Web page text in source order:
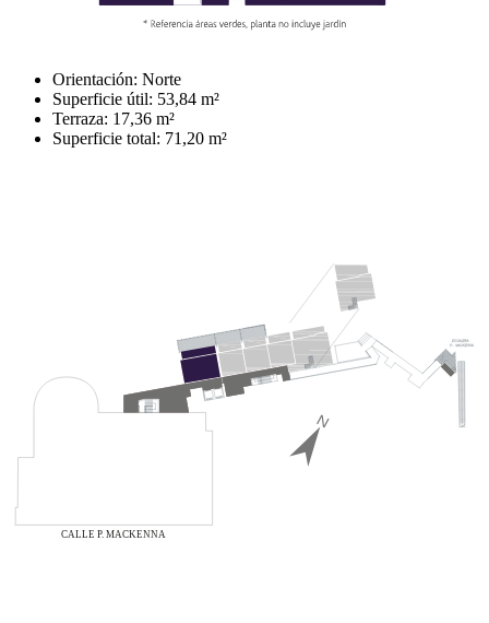
Orientación: Norte
Superficie útil: 53,84 m²
Terraza: 17,36 m²
Superficie total: 71,20 m²